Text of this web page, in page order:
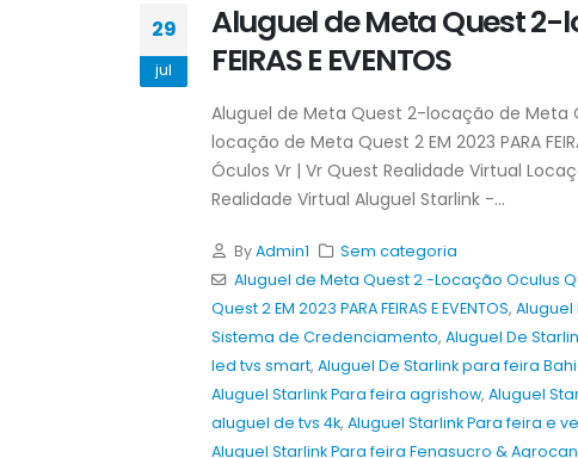
29
jul
Aluguel de Meta Quest 2-
FEIRAS E EVENTOS
Aluguel de Meta Quest 2-locação de Meta
locação de Meta Quest 2 EM 2023 PARA
Óculos Vr | Vr Quest Realidade Virtual
Realidade Virtual Aluguel Starlink -...
ByAdmin1
Sem categoria
Aluguel de Meta Quest 2 -Locação Oculus
Quest 2 EM 2023 PARA FEIRAS E EVENTOS,
Sistema de Credenciamento, Aluguel De
led tvs smart, Aluguel De Starlink para feira
Aluguel Starlink Para feira agrishow, Aluguel
aluguel de tvs 4k, Aluguel Starlink Para feira e
Aluguel Starlink Para feira Fenasucro &